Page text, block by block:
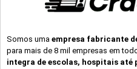
Somos uma empresa fabricante
para mais de 8 mil empresas em
integra de escolas, hospitais até